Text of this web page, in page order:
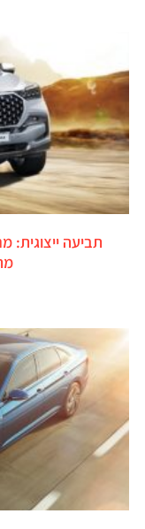
תביעה ייצוגית: